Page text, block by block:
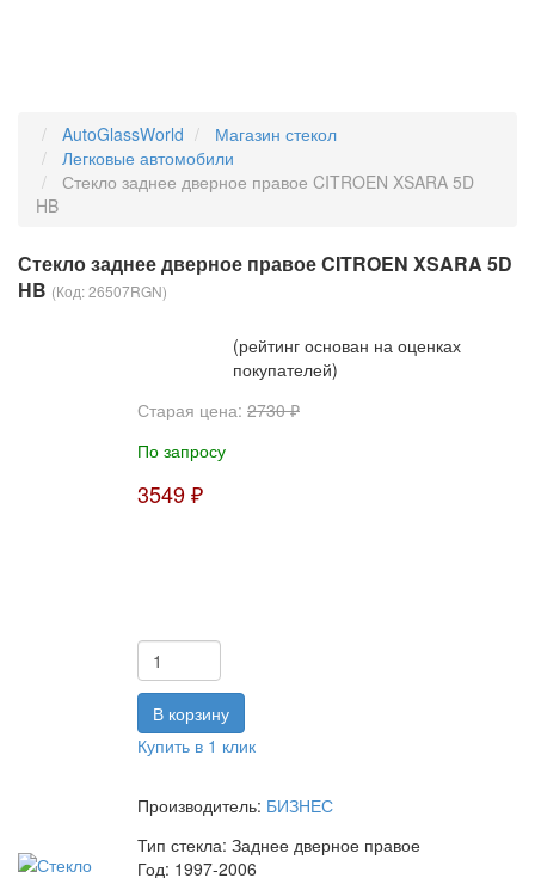
AutoGlassWorld
Магазин стекол
Легковые автомобили
Стекло заднее дверное правое CITROEN XSARA 5D
HB
Стекло заднее дверное правое CITROEN XSARA 5D
HB (Код:26507RGN)
(рейтинг основан на оценках
покупателей)
Старая цена: 2730 ₽
По запросу
3549 ₽
Купить в 1 клик
Производитель: БИЗНЕС
Тип стекла: Заднее дверное правое
Год: 1997-2006